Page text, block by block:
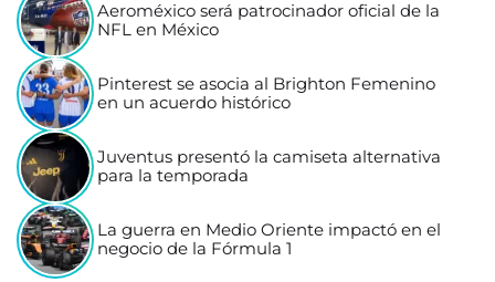
Aeroméxico será patrocinador oficial de la
NFL en México
Pinterest se asocia al Brighton Femenino
en un acuerdo histórico
Juventus presentó la camiseta alternativa
para la temporada
La guerra en Medio Oriente impactó en el
negocio de la Fórmula 1